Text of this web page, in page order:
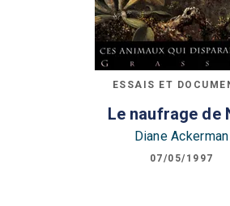
ESSAIS ET
Le naufrage de
Diane Ackerman
07/05/1997